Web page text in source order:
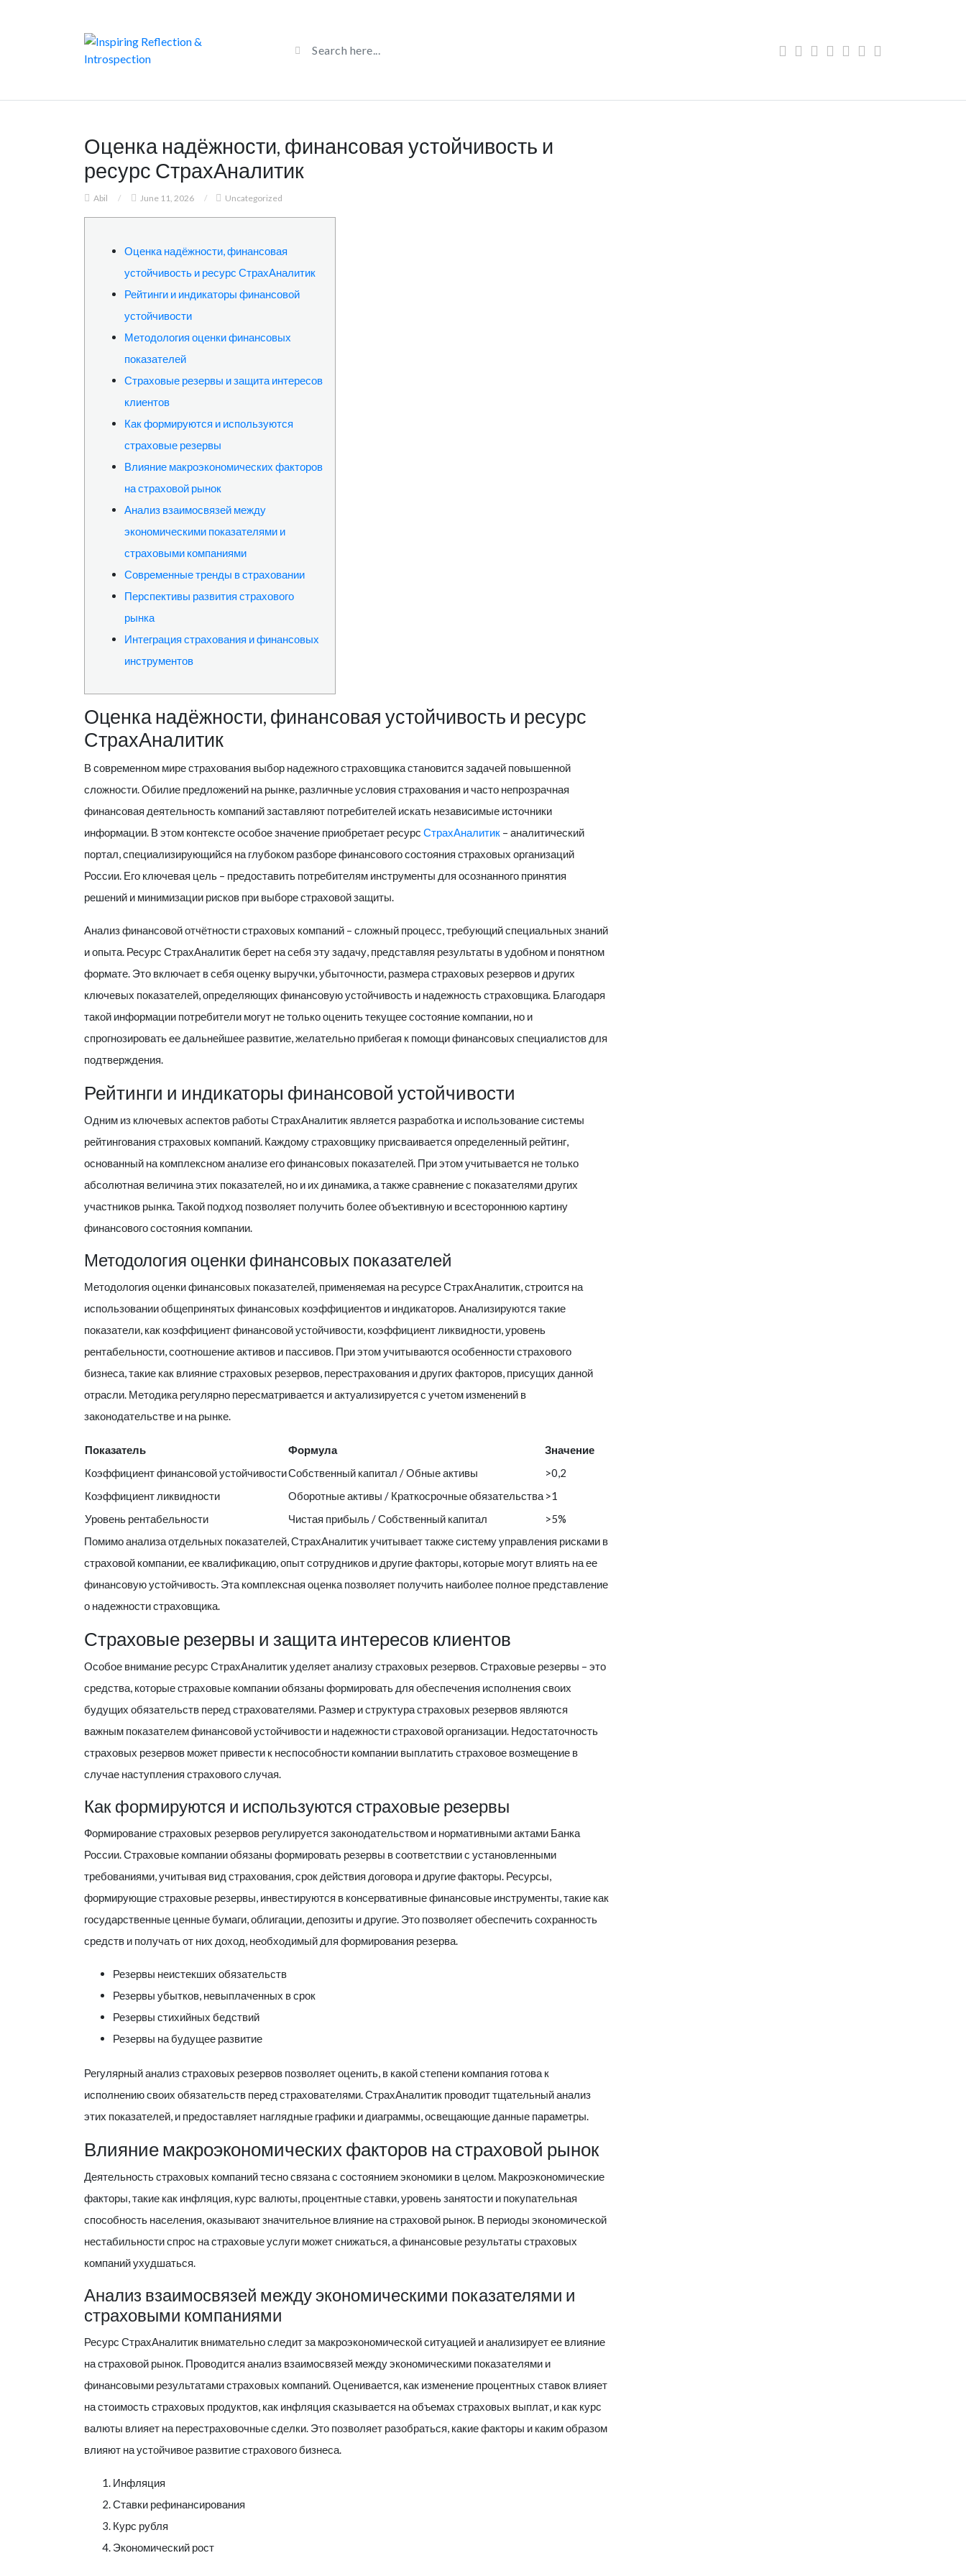
Оценка надёжности, финансовая устойчивость и
ресурс СтрахАналитик
Abil / June 11, 2026 / Uncategorized
Оценка надёжности, финансовая
устойчивость и ресурс СтрахАналитик
Рейтинги и индикаторы финансовой
устойчивости
Методология оценки финансовых
показателей
Страховые резервы и защита интересов
клиентов
Как формируются и используются
страховые резервы
Влияние макроэкономических факторов
на страховой рынок
Анализ взаимосвязей между
экономическими показателями и
страховыми компаниями
Современные тренды в страховании
Перспективы развития страхового
рынка
Интеграция страхования и финансовых
инструментов
Оценка надёжности, финансовая устойчивость и ресурс
СтрахАналитик
В современном мире страхования выбор надежного страховщика становится задачей повышенной
сложности. Обилие предложений на рынке, различные условия страхования и часто непрозрачная
финансовая деятельность компаний заставляют потребителей искать независимые источники
информации. В этом контексте особое значение приобретает ресурс СтрахАналитик – аналитический
портал, специализирующийся на глубоком разборе финансового состояния страховых организаций
России. Его ключевая цель – предоставить потребителям инструменты для осознанного принятия
решений и минимизации рисков при выборе страховой защиты.
Анализ финансовой отчётности страховых компаний – сложный процесс, требующий специальных знаний
и опыта. Ресурс СтрахАналитикберет на себя эту задачу, представляя результаты в удобном и понятном
формате. Это включает в себя оценку выручки, убыточности, размера страховых резервов и других
ключевых показателей, определяющих финансовую устойчивость и надежность страховщика. Благодаря
такой информации потребители могут не только оценить текущее состояние компании, но и
спрогнозировать ее дальнейшее развитие, желательно прибегая к помощи финансовых специалистов для
подтверждения.
Рейтинги и индикаторы финансовой устойчивости
Одним из ключевых аспектов работы СтрахАналитикявляется разработка и использование системы
рейтингования страховых компаний. Каждому страховщику присваивается определенный рейтинг,
основанный на комплексном анализе его финансовых показателей. При этом учитывается не только
абсолютная величина этих показателей, но и их динамика, а также сравнение с показателями других
участников рынка. Такой подход позволяет получить более объективную и всестороннюю картину
финансового состояния компании.
Методология оценки финансовых показателей
Методология оценки финансовых показателей, применяемая на ресурсеСтрахАналитик, строится на
использовании общепринятых финансовых коэффициентов и индикаторов. Анализируются такие
показатели, как коэффициент финансовой устойчивости, коэффициент ликвидности, уровень
рентабельности, соотношение активов и пассивов. При этом учитываются особенности страхового
бизнеса, такие как влияние страховых резервов, перестрахования и других факторов, присущих данной
отрасли. Методика регулярно пересматривается и актуализируется с учетом изменений в
законодательстве и на рынке.
Показатель Формула
Значение
Коэффициент финансовой устойчивостиСобственный капитал / Обные активы
>0,2
Коэффициент ликвидности
Оборотные активы / Краткосрочные обязательства >1
Уровень рентабельности
Чистая прибыль / Собственный капитал
>5%
Помимо анализа отдельных показателей,СтрахАналитикучитывает также систему управления рисками в
страховой компании, ее квалификацию, опыт сотрудников и другие факторы, которые могут влиять на ее
финансовую устойчивость. Эта комплексная оценка позволяет получить наиболее полное представление
о надежности страховщика.
Страховые резервы и защита интересов клиентов
Особое внимание ресурс СтрахАналитикуделяет анализу страховых резервов. Страховые резервы – это
средства, которые страховые компании обязаны формировать для обеспечения исполнения своих
будущих обязательств перед страхователями. Размер и структура страховых резервов являются
важным показателем финансовой устойчивости и надежности страховой организации. Недостаточность
страховых резервов может привести к неспособности компании выплатить страховое возмещение в
случае наступления страхового случая.
Как формируются и используются страховые резервы
Формирование страховых резервов регулируется законодательством и нормативными актами Банка
России. Страховые компании обязаны формировать резервы в соответствии с установленными
требованиями, учитывая вид страхования, срок действия договора и другие факторы. Ресурсы,
формирующие страховые резервы, инвестируются в консервативные финансовые инструменты, такие как
государственные ценные бумаги, облигации, депозиты и другие. Это позволяет обеспечить сохранность
средств и получать от них доход, необходимый для формирования резерва.
Резервы неистекших обязательств
Резервы убытков, невыплаченных в срок
Резервы стихийных бедствий
Резервы на будущее развитие
Регулярный анализ страховых резервов позволяет оценить, в какой степени компания готова к
исполнению своих обязательств перед страхователями.СтрахАналитик проводит тщательный анализ
этих показателей, и предоставляет наглядные графики и диаграммы, освещающие данные параметры.
Влияние макроэкономических факторов на страховой рынок
Деятельность страховых компаний тесно связана с состоянием экономики в целом. Макроэкономические
факторы, такие как инфляция, курс валюты, процентные ставки, уровень занятости и покупательная
способность населения, оказывают значительное влияние на страховой рынок. В периоды экономической
нестабильности спрос на страховые услуги может снижаться, а финансовые результаты страховых
компаний ухудшаться.
Анализ взаимосвязей между экономическими показателями и
страховыми компаниями
Ресурс СтрахАналитик внимательно следит за макроэкономической ситуацией и анализирует ее влияние
на страховой рынок. Проводится анализ взаимосвязей между экономическими показателями и
финансовыми результатами страховых компаний. Оценивается, как изменение процентных ставок влияет
на стоимость страховых продуктов, как инфляция сказывается на объемах страховых выплат, и как курс
валюты влияет на перестраховочные сделки. Это позволяет разобраться, какие факторы и каким образом
влияют на устойчивое развитие страхового бизнеса.
Инфляция
Ставки рефинансирования
Курс рубля
Экономический рост